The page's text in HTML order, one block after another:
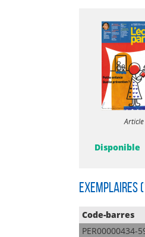
Article
Disponible
Exemplaires
Code-barres
PER00000434-